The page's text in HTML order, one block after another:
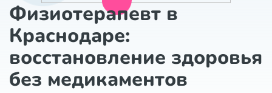
Физиотерапевт в
Краснодаре:
восстановление здоровья
без медикаментов